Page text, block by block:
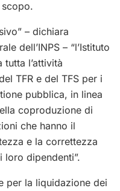
– dichiara
dell’INPS – “l’Istituto
l’attività
TFR e del TFS per i
pubblica, in linea
coproduzione di
che hanno il
e la correttezza
loro dipendenti”.
per la liquidazione dei